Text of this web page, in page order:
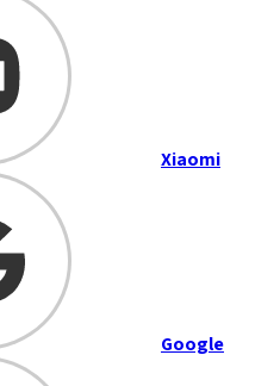
Xiaomi
Google